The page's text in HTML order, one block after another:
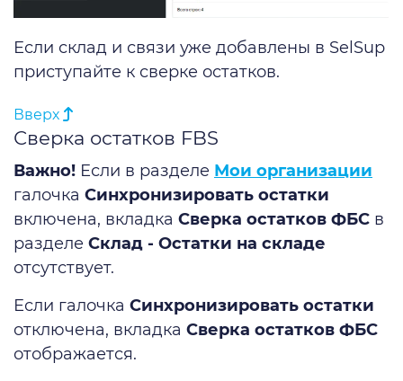
Если склад и связи уже добавлены в SelSup
приступайте к сверке остатков.
Вверх
Сверка остатков FBS
Важно! Если в разделе Мои организации
галочка Синхронизировать остатки
включена, вкладка Сверка остатков ФБС в
разделе Склад - Остатки на складе
отсутствует.
Если галочка Синхронизировать остатки
отключена, вкладка Сверка остатков ФБС
отображается.